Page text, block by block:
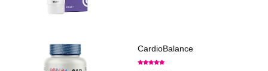
CardioBalance